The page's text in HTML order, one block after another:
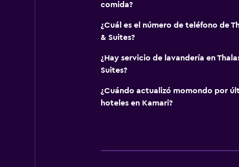
comida?
¿Cuál es el número de teléfono de
& Suites?
¿Hay servicio de lavandería en
Suites?
¿Cuándo actualizó momondo por
hoteles en Kamari?